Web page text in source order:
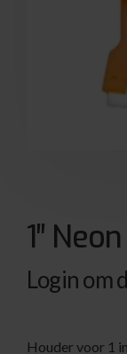
1″
Login om
Houder voor 1